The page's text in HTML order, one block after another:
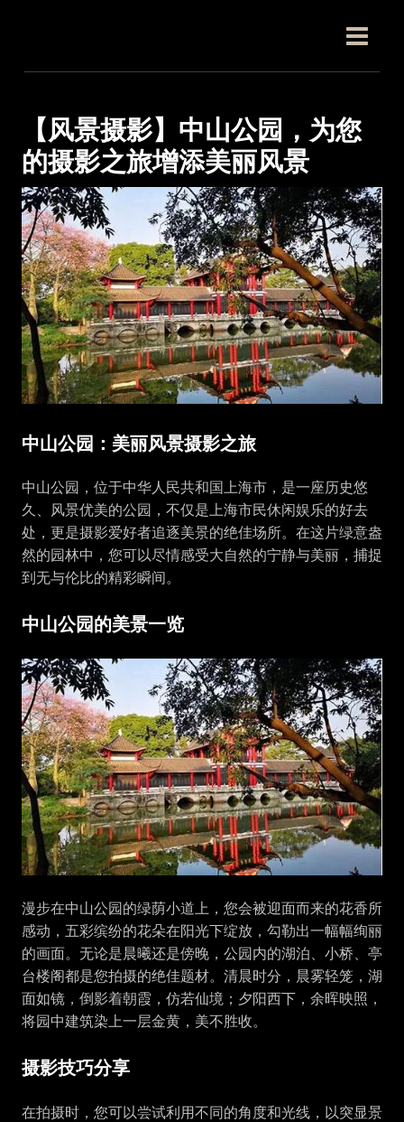
【风景摄影】中山公园，为您
的摄影之旅增添美丽风景
中山公园：美丽风景摄影之旅
中山公园，位于中华人民共和国上海市，是一座历史悠
久、风景优美的公园，不仅是上海市民休闲娱乐的好去
处，更是摄影爱好者追逐美景的绝佳场所。在这片绿意盎
然的园林中，您可以尽情感受大自然的宁静与美丽，捕捉
到无与伦比的精彩瞬间。
中山公园的美景一览
漫步在中山公园的绿荫小道上，您会被迎面而来的花香所
感动，五彩缤纷的花朵在阳光下绽放，勾勒出一幅幅绚丽
的画面。无论是晨曦还是傍晚，公园内的湖泊、小桥、亭
台楼阁都是您拍摄的绝佳题材。清晨时分，晨雾轻笼，湖
面如镜，倒影着朝霞，仿若仙境；夕阳西下，余晖映照，
将园中建筑染上一层金黄，美不胜收。
摄影技巧分享
在拍摄时，您可以尝试利用不同的角度和光线，以突显景